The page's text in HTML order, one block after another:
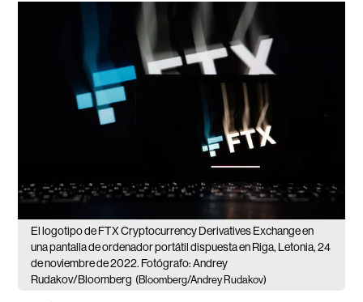
El logotipo de FTX Cryptocurrency Derivatives Exchange en
una pantalla de ordenador portátil dispuesta en Riga, Letonia, 24
de noviembre de 2022. Fotógrafo: Andrey
Rudakov/Bloomberg (Bloomberg/Andrey Rudakov)